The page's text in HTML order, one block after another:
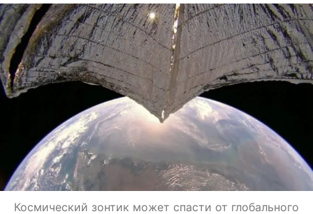
Космический зонтик может спасти от глобального